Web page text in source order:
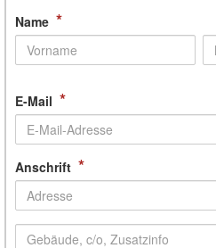
Name *
E-Mail *
Anschrift *